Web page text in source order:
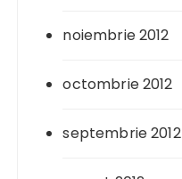
noiembrie 2012
octombrie 2012
septembrie 2012